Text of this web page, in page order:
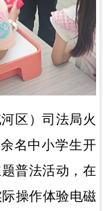
区）司法局火
余名中小学生开
普法活动，在
操作体验电磁